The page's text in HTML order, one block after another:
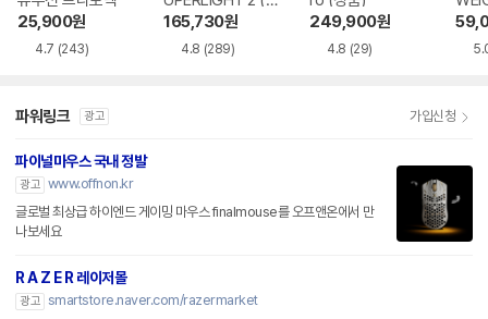
25,900원
4.7 (243)
품)
165,730원
4.8 (289)
249,900원
4.8 (29)
SS
파워링크 광고 가입신청
파이널마우스 국내 정발
광고 www.offnon.kr
글로벌 최상급 하이엔드 게이밍 마우스 finalmouse를 오프앤온에서 만
나보세요
R A Z E R 레이저몰
광고 smartstore.naver.com/razermarket